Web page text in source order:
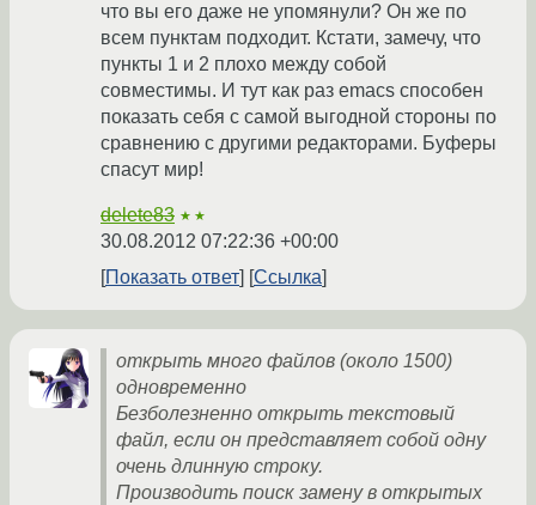
что вы его даже не упомянули? Он же по
всем пунктам подходит. Кстати, замечу, что
пункты 1 и 2 плохо между собой
совместимы. И тут как раз emacs способен
показать себя с самой выгодной стороны по
сравнению с другими редакторами. Буферы
спасут мир!
delete83 ★★
30.08.2012 07:22:36 +00:00
Показать ответ
Ссылка
открыть много файлов (около 1500)
одновременно
Безболезненно открыть текстовый
файл, если он представляет собой одну
очень длинную строку.
Производить поиск замену в открытых